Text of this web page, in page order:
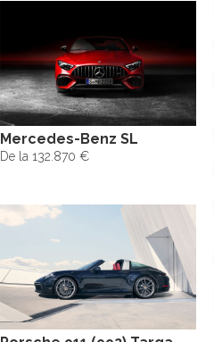
Mercedes-Benz SL
De la 132.870 €